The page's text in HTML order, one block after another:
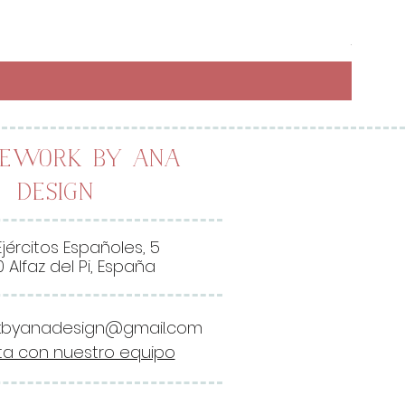
26,00
2
,
0
by Ana
Design
Españoles, 5
Alfaz del Pi, España
con nuestro equipo